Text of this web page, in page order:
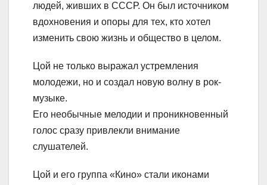
людей, живших в СССР. Он был источником
вдохновения и опоры для тех, кто хотел
изменить свою жизнь и общество в целом.
Цой не только выражал устремления
молодежи, но и создал новую волну в рок-
музыке.
Его необычные мелодии и проникновенный
голос сразу привлекли внимание
слушателей.
Цой и его группа «Кино» стали иконами